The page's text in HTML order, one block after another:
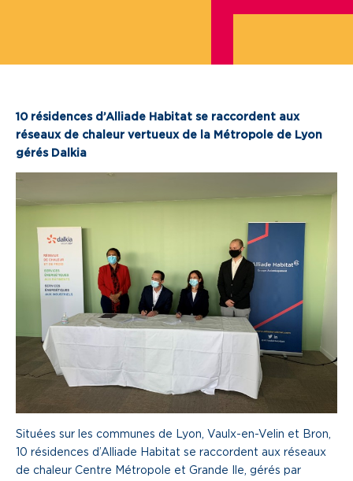
Une gouvernance de proximité
Notre histoire
Nos métiers
10 résidences d’Alliade Habitat se raccordent aux
réseaux de chaleur vertueux de la Métropole de Lyon
gérés Dalkia
Situées sur les communes de Lyon, Vaulx-en-Velin et Bron,
10 résidences d’Alliade Habitat se raccordent aux réseaux
de chaleur Centre Métropole et Grande Ile, gérés par